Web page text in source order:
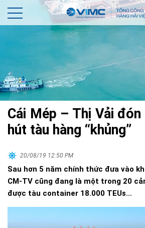
Cái Mép – Thị Vải
hút tàu hàng “khủng”
20/08/19 12:50 PM
Sau hơn 5 năm chính thức đưa vào
CM-TV cũng đang là một trong 20
được tàu container 18.000 TEUs…